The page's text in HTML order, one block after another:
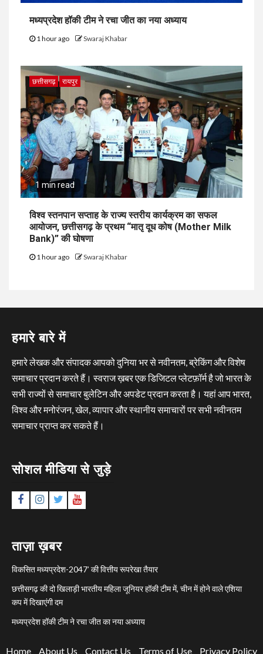
मध्यप्रदेश हॉकी टीम ने रचा जीत का नया अध्याय
1 hour ago Swaraj Khabar
छत्तीसगढ़ रायपुर
1 min read
विश्व स्तनपान सप्ताह के राज्य स्तरीय कार्यक्रम का सफल
आयोजन, छत्तीसगढ़ के प्रथम “मातृ दूध कोष (Mother Milk
Bank)” की घोषणा
1 hour ago Swaraj Khabar
हमारे बारे में
हमारे लेखक और संपादक आपको दुनिया भर से नवीनतम, ब्रेकिंग और विशेष
समाचार प्रदान करते हैं। स्वराज ख़बर एक डिजिटल प्लेटफ़ॉर्म है जो भारत के
सभी राज्यों से समाचार बुलेटिन और अपडेट प्रदान करता है। यहां आप भारत,
विश्व और मनोरंजन, खेल, व्यापार और स्थानीय समाचारों पर सभी नवीनतम
समाचार प्राप्त कर सकते हैं।
सोशल मीडिया से जुड़े
FacebookInstagram
TwitterYouTube
ताज़ा ख़बर
विकसित मध्यप्रदेश-2047’ की वित्तीय रूपरेखा तैयार
छत्तीसगढ़ की दो खिलाड़ी भारतीय महिला जूनियर हॉकी टीम में, चीन में होने वाले एशिया
कप में दिखाएंगी दम
मध्यप्रदेश हॉकी टीम ने रचा जीत का नया अध्याय
Home About Us Contact Us Terms of Use Privacy Policy